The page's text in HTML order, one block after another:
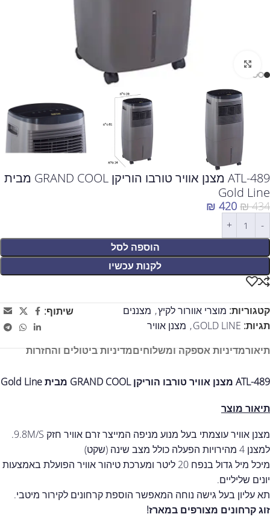
ATL-489 מצנן אוויר טורבו הוריקן GRAND COOL מבית
Gold Line
₪434
₪ 420
הוספה לסל
לקנות עכשיו
קטגוריות: מוצרי אוורור לקיץ, מצננים
תגיות: GOLD LINE
, מצנן אוויר
שיתוף:
תיאורמדיניות אספקה ומשלוחיםמדיניות ביטולים והחזרות
ATL-489 מצנן אוויר טורבו הוריקן GRAND COOL מבית Gold Line
תיאור מוצר
מצנן אוויר עוצמתי בעל מנוע מניפה המייצר זרם אוויר חזק 9.8M/S.
למצנן 4 מהירויות הפעלה כולל מצב שינה (שקט)
מיכל מיל גדול בנפח 20 ליטר ומערכת טיהור אוויר הפועלת באמצעות
יונים שליליים.
תא עליון בעל גישה נוחה המאפשר הוספת קרחונים לקירור מיטבי.
זוג קרחונים מצורפים במארז!
לחצו להגדלה